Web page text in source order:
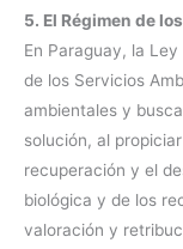
5. El Régimen de
En Paraguay, la
de los Servicios
ambientales y
solución, al
recuperación y el
biológica y de los
valoración y